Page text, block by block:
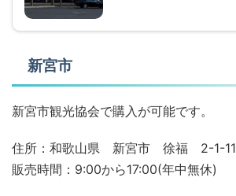
新宮市
新宮市観光協会で購入が可能です。
住所：和歌山県 新宮市 徐福 2-1-11
販売時間：9:00から17:00(年中無休)